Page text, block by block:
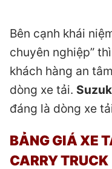
Bên cạnh khái
chuyên nghiệp”
khách hàng an
dòng xe tải.
đáng là dòng xe
BẢNG GIÁ XE
CARRY TRUCK